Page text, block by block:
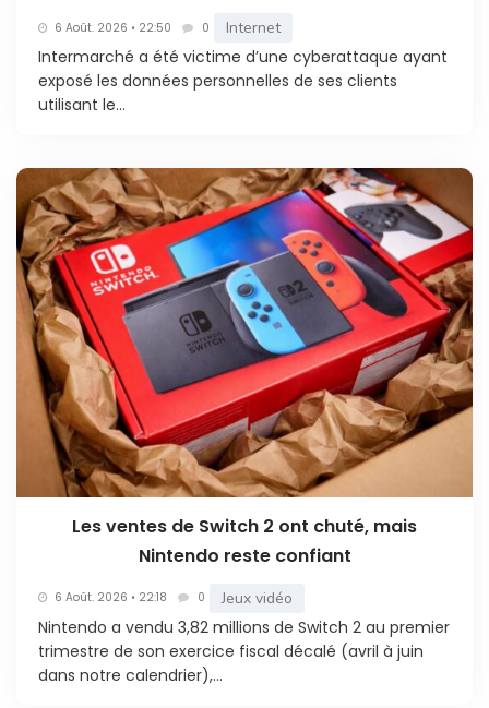
6 Août. 2026 • 22:50 0 Internet
Intermarché a été victime d’une cyberattaque ayant
exposé les données personnelles de ses clients
utilisant le...
Les ventes de Switch 2 ont chuté, mais
Nintendo reste confiant
6 Août. 2026 • 22:18 0 Jeux vidéo
Nintendo a vendu 3,82 millions de Switch 2 au premier
trimestre de son exercice fiscal décalé (avril à juin
dans notre calendrier),...